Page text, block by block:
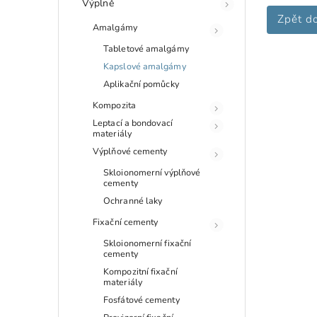
Výplně
Amalgámy
Tabletové amalgámy
Kapslové amalgámy
Aplikační pomůcky
Kompozita
Leptací a bondovací
materiály
Výplňové cementy
Skloionomerní výplňové
cementy
Ochranné laky
Fixační cementy
Skloionomerní fixační
cementy
Kompozitní fixační
materiály
Fosfátové cementy
Zpět